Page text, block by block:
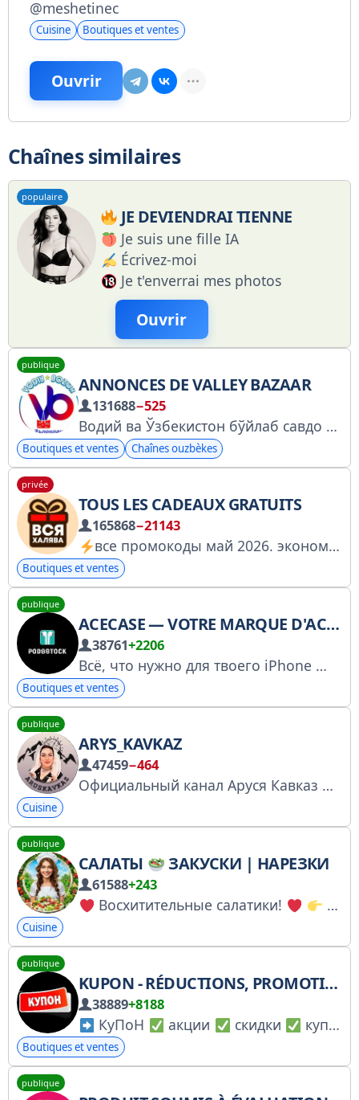
@meshetinec
Cuisine Boutiques et ventes
Ouvrir
Chaînes similaires
populaire
JE DEVIENDRAI TIENNE
Je suis une fille IA
Écrivez-moi
Je t'enverrai mes photos
Ouvrir
publique
ANNONCES DE VALLEY BAZAAR
131688−525
Водий ва Ўзбекистон бўйлаб савдо сотиқ канали. Реклама бериш учун:
Boutiques et ventes Chaînes ouzbèkes
privée
TOUS LES CADEAUX GRATUITS
165868−21143
все промокоды май 2026. экономим время и деньги каждый день
Boutiques et ventes
publique
ACECASE — VOTRE MARQUE D'ACCESSOIRES
38761+2206
Всё, что нужно для твоего iPhone
Boutiques et ventes
publique
ARYS_KAVKAZ
47459−464
Официальный канал Аруся Кавказ Место, где я делюсь моими лучшими рецептами, душевными мыслями и поддерживаю наше большое сообщество. Добро пожаловать в семью!
Cuisine
publique
САЛАТЫ ЗАКУСКИ | НАРЕЗКИ
61588+243
Восхитительные салатики!
Cuisine
publique
KUPON - RÉDUCTIONS, PROMOTIONS, COUPONS
38889+8188
КуПоН акции скидки купоны По рекламе и сотрудничеству: @BaluDar
Boutiques et ventes
publique